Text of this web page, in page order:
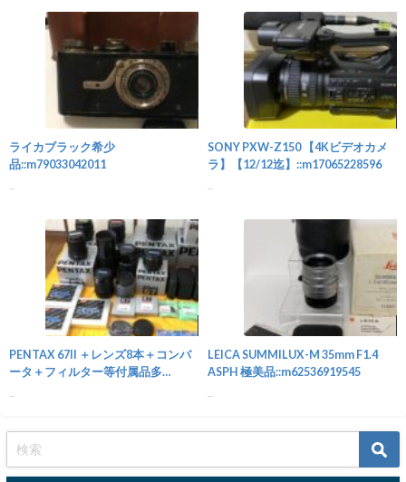
ライカブラック希少
品::m79033042011
SONY PXW-Z150 【4Kビデオカメ
ラ】【12/12迄】::m17065228596
PENTAX 67II ＋レンズ8本＋コンバ
ータ＋フィルター等付属品多
LEICA SUMMILUX-M 35mm F1.4
ASPH 極美品::m62536919545